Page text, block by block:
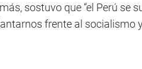
sostuvo que “el Perú se
frente al socialismo